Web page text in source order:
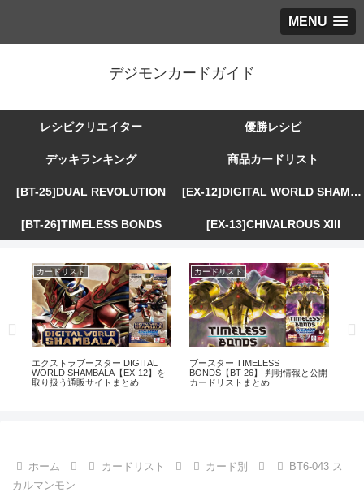
MENU
デジモンカードガイド
レシピクリエイター 優勝レシピ
デッキランキング 商品カードリスト
[BT-25]DUAL REVOLUTION [EX-12]DIGITAL WORLD SHAMBALA
[BT-26]TIMELESS BONDS [EX-13]CHIVALROUS XIII
カードリスト
エクストラブースター DIGITAL
WORLD SHAMBALA【EX-12】を
取り扱う通販サイトまとめ
カードリスト
ブースター TIMELESS
BONDS【BT-26】 判明情報と公開
カードリストまとめ
ホーム カードリスト カード別
BT6-043 ス
カルマンモン